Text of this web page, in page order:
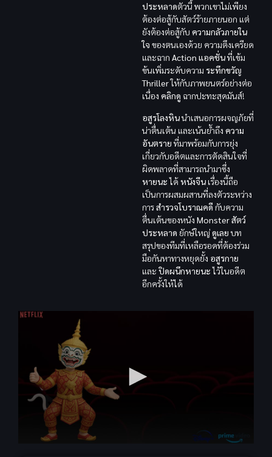
ประหลาดตัวนี้ พวกเขาไม่เพียง
ต้องต่อสู้กับสัตว์ร้ายภายนอก แต่
ยังต้องต่อสู้กับ ความกลัวภายใน
ใจ ของตนเองด้วย ความตึงเครียด
และฉาก Action แอคชั่นที่เข้ม
ข้นเพิ่มระดับความ ระทึกขวัญ
Thrillerให้กับภาพยนตร์อย่างต่อ
เนื่อง คลิกดู ฉากปะทะสุดมันส์!
อสูรโลงหินนำเสนอการผจญภัยที่
น่าตื่นเต้น และเน้นย้ำถึง ความ
อันตราย ที่มาพร้อมกับการยุ่ง
เกี่ยวกับอดีตและการตัดสินใจที่
ผิดพลาดที่สามารถนำมาซึ่ง
หายนะได้หนังจีน เรื่องนี้ถือ
เป็นการผสมผสานที่ลงตัวระหว่าง
การสำรวจโบราณคดี กับความ
ตื่นเต้นของหนัง Monster สัตว์
ประหลาด ยักษ์ใหญ่ดูเลย บท
สรุปของทีมที่เหลือรอดที่ต้องร่วม
มือกันหาทางหยุดยั้ง อสูรกาย
และ ปิดผนึกหายนะไว้ในอดีต
อีกครั้งให้ได้